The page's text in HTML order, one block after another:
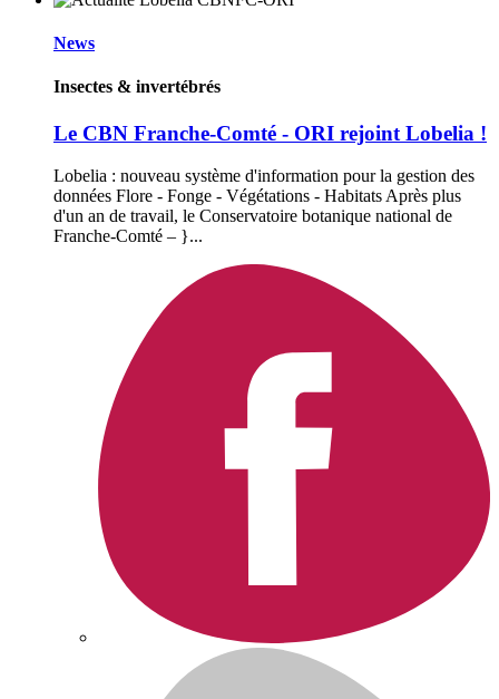
News
Insectes & invertébrés
Le CBN Franche-Comté - ORI rejoint Lobelia !
Lobelia : nouveau système d'information pour la gestion des
données Flore - Fonge - Végétations - Habitats Après plus
d'un an de travail, le Conservatoire botanique national de
Franche-Comté – }...